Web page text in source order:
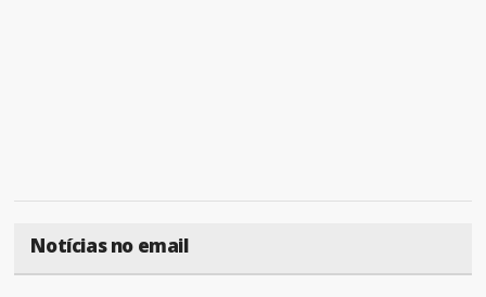
Notícias no email